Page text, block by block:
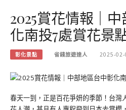
2025賞花情報｜
化南投7處賞花景
彰化景點 省錢旅遊達人 2025-02-
春天一到，正是百花爭妍的季節！台灣